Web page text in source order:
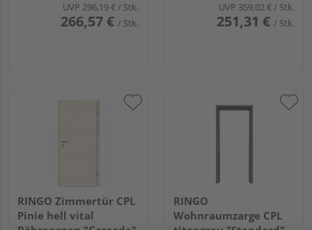
UVP 296,19 €/ Stk.
266,57 € / Stk.
UVP 359,02 €/ Stk.
251,31 € / Stk.
RINGO Zimmertür CPL
Pinie hell vital
RINGO
Wohnraumzarge CPL